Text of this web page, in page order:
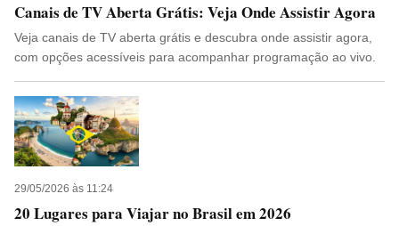
Canais de TV Aberta Grátis: Veja Onde Assistir Agora
Veja canais de TV aberta grátis e descubra onde assistir agora,
com opções acessíveis para acompanhar programação ao vivo.
29/05/2026 às 11:24
20 Lugares para Viajar no Brasil em 2026